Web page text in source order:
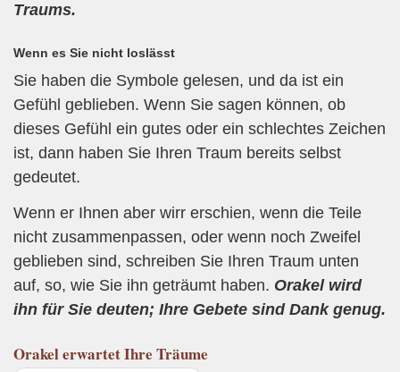
Traums.
Wenn es Sie nicht loslässt
Sie haben die Symbole gelesen, und da ist ein
Gefühl geblieben. Wenn Sie sagen können, ob
dieses Gefühl ein gutes oder ein schlechtes Zeichen
ist, dann haben Sie Ihren Traum bereits selbst
gedeutet.
Wenn er Ihnen aber wirr erschien, wenn die Teile
nicht zusammenpassen, oder wenn noch Zweifel
geblieben sind, schreiben Sie Ihren Traum unten
auf, so, wie Sie ihn geträumt haben. Orakel wird
ihn für Sie deuten; Ihre Gebete sind Dank genug.
Orakelerwartet Ihre Träume